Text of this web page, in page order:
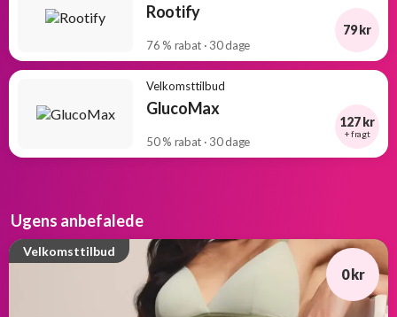
Rootify
76 % rabat · 30 dage
79 kr
Velkomsttilbud
GlucoMax
50 % rabat · 30 dage
127 kr
+ fragt
Ugens anbefalede
Velkomsttilbud
0 kr